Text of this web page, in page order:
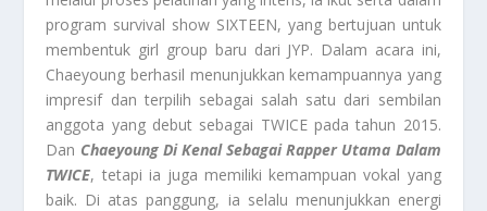
program survival show SIXTEEN, yang bertujuan untuk
membentuk girl group baru dari JYP. Dalam acara ini,
Chaeyoung berhasil menunjukkan kemampuannya yang
impresif dan terpilih sebagai salah satu dari sembilan
anggota yang debut sebagai TWICE pada tahun 2015.
Dan Chaeyoung Di Kenal Sebagai Rapper Utama Dalam
TWICE, tetapi ia juga memiliki kemampuan vokal yang
baik. Di atas panggung, ia selalu menunjukkan energi